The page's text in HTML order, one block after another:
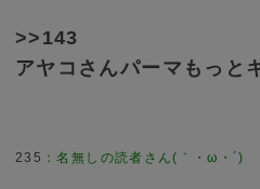
>>143
アヤコさんパーマもっと
235